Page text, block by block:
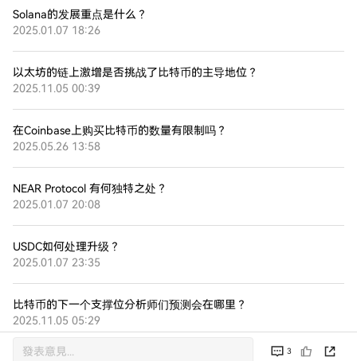
3
Solana的发展重点是什么？
2025.01.07 18:26
以太坊的链上激增是否挑战了比特币的主导地位？
2025.11.05 00:39
在Coinbase上购买比特币的数量有限制吗？
2025.05.26 13:58
NEAR Protocol 有何独特之处？
2025.01.07 20:08
USDC如何处理升级？
2025.01.07 23:35
比特币的下一个支撑位分析师们预测会在哪里？
2025.11.05 05:29